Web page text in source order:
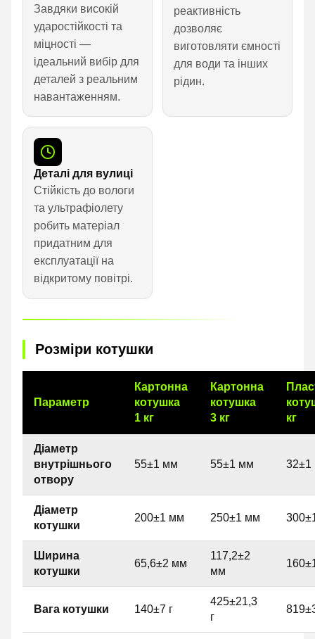
Завдяки високій
ударостійкості та
міцності —
ідеальний вибір для
деталей з реальним
навантаженням.
реактивність
дозволяє
виготовляти ємності
для води та інших
рідин.
Деталі для вулиці
Стійкість до вологи
та ультрафіолету
робить матеріал
придатним для
експлуатації на
відкритому повітрі.
Розміри котушки
Параметр
Картонна
котушка
1 кг
Картонна
котушка
3 кг
кг
Діаметр
внутрішнього
отвору
55±1 мм 55±1 мм
Діаметр
котушки
200±1 мм 250±1 мм
Ширина
котушки
65,6±2 мм
117,2±2
мм
Вага котушки 140±7 г
425±21,3
г